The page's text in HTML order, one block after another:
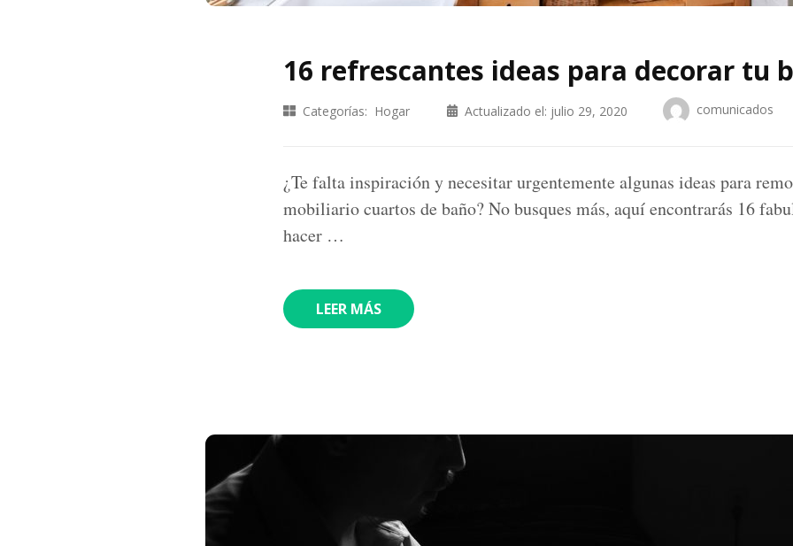
16 refrescantes ideas para decorar tu
Categorías: Hogar Actualizado el: julio 29, 2020 comunicados
¿Te falta inspiración y necesitar urgentemente algunas ideas para
mobiliario cuartos de baño? No busques más, aquí encontrarás 16
hacer …
LEER MÁS